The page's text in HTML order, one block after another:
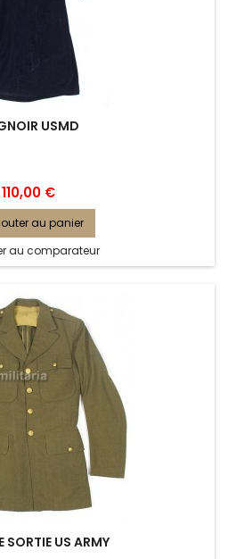
USMD
110,00 €
au panier
au comparateur
SORTIE US ARMY